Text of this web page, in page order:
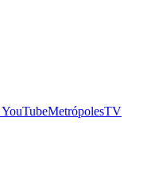
YouTubeMetrópolesTV